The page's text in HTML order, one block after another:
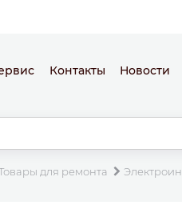
Контакты Новости
для ремонта